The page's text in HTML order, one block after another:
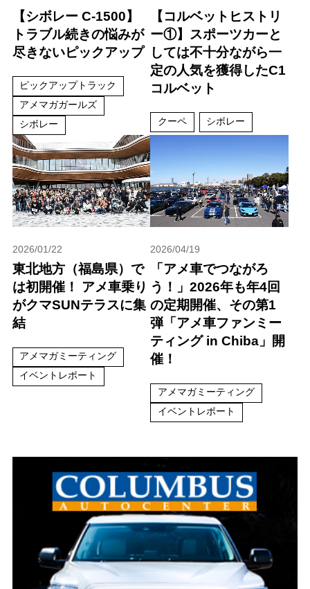
【シボレー C-1500】
トラブル続きの悩みが
尽きないピックアップ
ピックアップトラック
アメマガガールズ
シボレー
【コルベットヒストリ
ー①】スポーツカーと
しては不十分ながら一
定の人気を獲得したC1
コルベット
クーペ シボレー
2026/01/22
東北地方（福島県）で
は初開催！ アメ車乗り
がクマSUNテラスに集
結
アメマガミーティング
イベントレポート
2026/04/19
「アメ車でつながろ
う！」2026年も年4回
の定期開催、その第1
弾「アメ車ファンミー
ティング in Chiba」開
催！
アメマガミーティング
イベントレポート